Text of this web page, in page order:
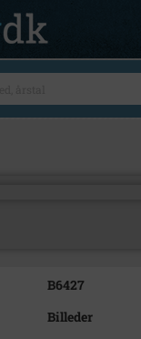
B6427
Billeder